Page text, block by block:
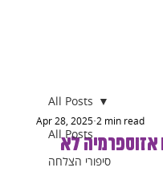
All Posts
סיפורי הצלחה
All Posts
אזוספרמיה לא
Apr 28, 2025 2 min read